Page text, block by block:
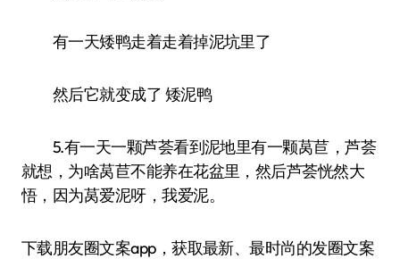
有一天矮鸭走着走着掉泥坑里了
然后它就变成了 矮泥鸭
5.有一天一颗芦荟看到泥地里有一颗莴苣，芦荟
就想，为啥莴苣不能养在花盆里，然后芦荟恍然大
悟，因为莴爱泥呀，我爱泥。
下载朋友圈文案app，获取最新、最时尚的发圈文案